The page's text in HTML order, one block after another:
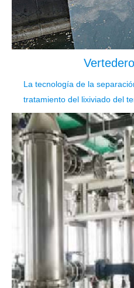
La tecnología de la
tratamiento del lixiviado del
la estabilidad del efluente.